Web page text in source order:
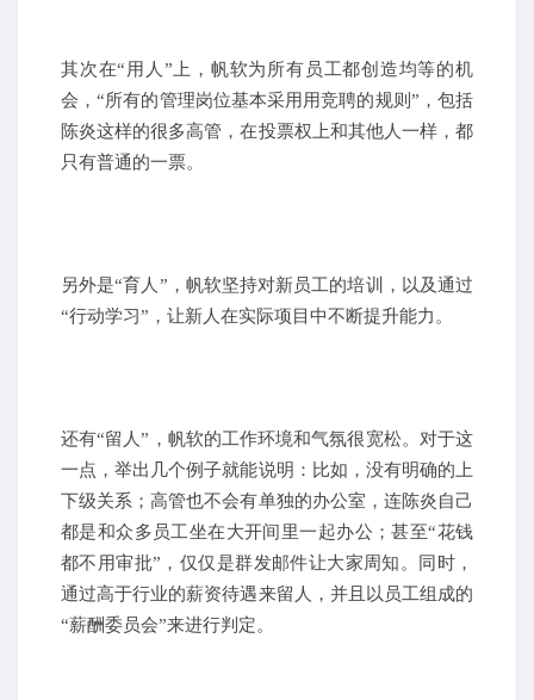
其次在“用人”上，帆软为所有员工都创造均等的机
会，“所有的管理岗位基本采用用竞聘的规则”，包括
陈炎这样的很多高管，在投票权上和其他人一样，都
只有普通的一票。
另外是“育人”，帆软坚持对新员工的培训，以及通过
“行动学习”，让新人在实际项目中不断提升能力。
还有“留人”，帆软的工作环境和气氛很宽松。对于这
一点，举出几个例子就能说明：比如，没有明确的上
下级关系；高管也不会有单独的办公室，连陈炎自己
都是和众多员工坐在大开间里一起办公；甚至“花钱
都不用审批”，仅仅是群发邮件让大家周知。同时，
通过高于行业的薪资待遇来留人，并且以员工组成的
“薪酬委员会”来进行判定。